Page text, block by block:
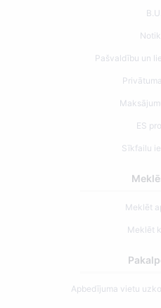
Pašvaldību un
ES
Sīkfailu
Meklēt
Meklēt
Apbedījuma vietu